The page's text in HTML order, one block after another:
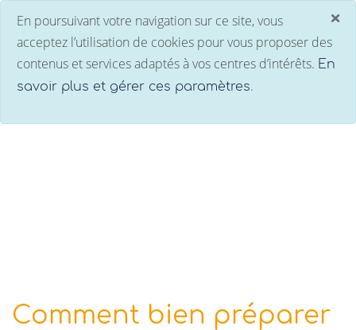
×
En poursuivant votre navigation sur ce site, vous
acceptez l’utilisation de cookies pour vous proposer des
contenus et services adaptés à vos centres d’intérêts. En
savoir plus et gérer ces paramètres.
Comment bien préparer